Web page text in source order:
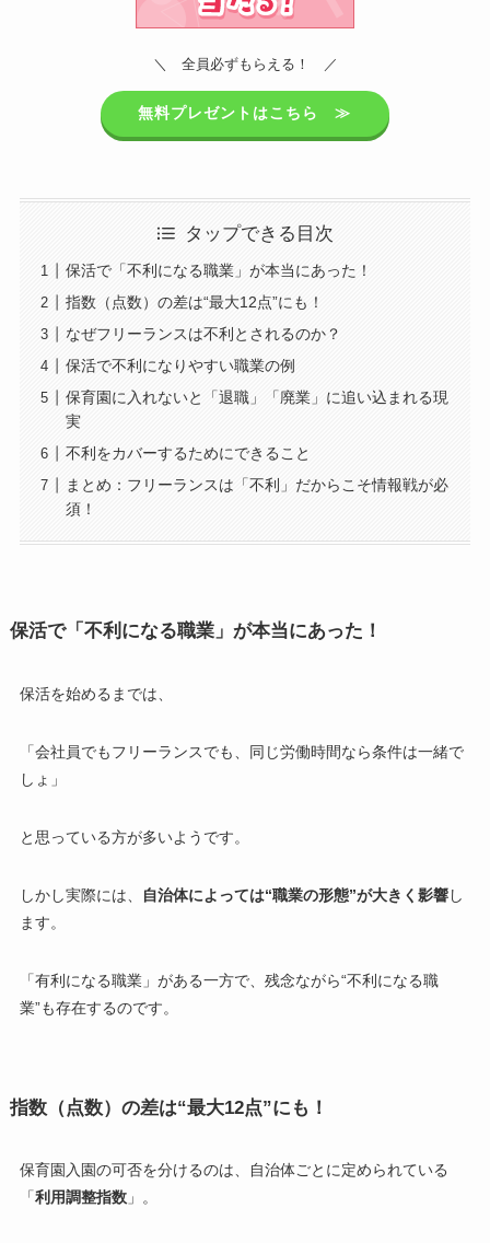
＼ 全員必ずもらえる！ ／
無料プレゼントはこちら ≫
タップできる目次
保活で「不利になる職業」が本当にあった！
指数（点数）の差は“最大12点”にも！
なぜフリーランスは不利とされるのか？
保活で不利になりやすい職業の例
保育園に入れないと「退職」「廃業」に追い込まれる現
実
不利をカバーするためにできること
まとめ：フリーランスは「不利」だからこそ情報戦が必
須！
保活で「不利になる職業」が本当にあった！
保活を始めるまでは、
「会社員でもフリーランスでも、同じ労働時間なら条件は一緒で
しょ」
と思っている方が多いようです。
しかし実際には、 自治体によっては“職業の形態”が大きく影響し
ます。
「有利になる職業」がある一方で、残念ながら“不利になる職
業”も存在するのです。
指数（点数）の差は“最大12点”にも！
保育園入園の可否を分けるのは、自治体ごとに定められている
「利用調整指数」。